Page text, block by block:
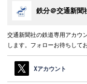
鉄分＠交通新聞
交通新聞社の鉄道専用アカウ
します。フォローお待ちして
Xアカウント